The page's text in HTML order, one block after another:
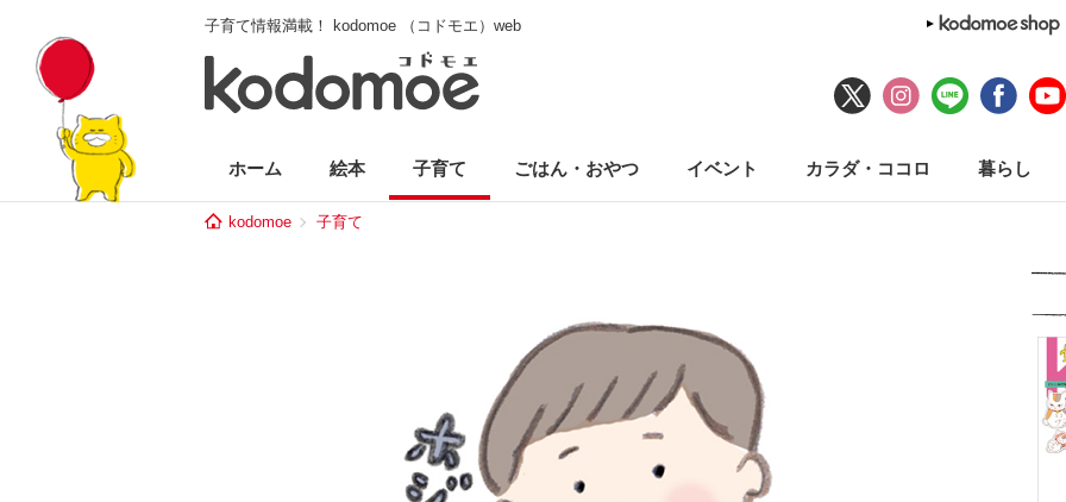
子育て情報満載！ kodomoe （コドモエ）web
ホーム 絵本 子育て ごはん・おやつ イベント カラダ・ココロ 暮らし
kodomoe 子育て